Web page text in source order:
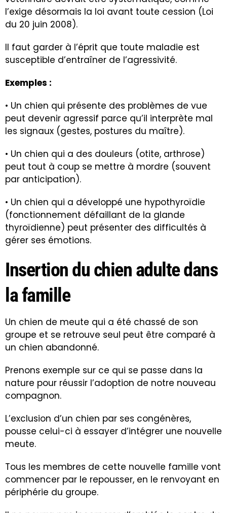
l’exige désormais la loi avant toute cession (Loi
du 20 juin 2008).
Il faut garder à l’éprit que toute maladie est
susceptible d’entraîner de l’agressivité.
Exemples :
• Un chien qui présente des problèmes de vue
peut devenir agressif parce qu’il interprète mal
les signaux (gestes, postures du maître).
• Un chien qui a des douleurs (otite, arthrose)
peut tout à coup se mettre à mordre (souvent
par anticipation).
• Un chien qui a développé une hypothyroïdie
(fonctionnement défaillant de la glande
thyroïdienne) peut présenter des difficultés à
gérer ses émotions.
Insertion du chien adulte dans
la famille
Un chien de meute qui a été chassé de son
groupe et se retrouve seul peut être comparé à
un chien abandonné.
Prenons exemple sur ce qui se passe dans la
nature pour réussir l’adoption de notre nouveau
compagnon.
L’exclusion d’un chien par ses congénères,
pousse celui-ci à essayer d’intégrer une nouvelle
meute.
Tous les membres de cette nouvelle famille vont
commencer par le repousser, en le renvoyant en
périphérie du groupe.